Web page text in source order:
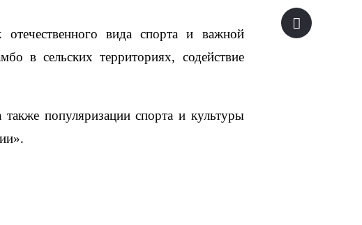
вида спорта и важной
в сельских территориях, содействие
популяризации спорта и культуры